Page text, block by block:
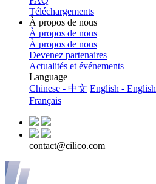
Téléchargements
À propos de nous
À propos de nous
À propos de nous
Devenez partenaires
Actualités et événements
Language
Chinese - 中文 English - English
Français
contact@cilico.com